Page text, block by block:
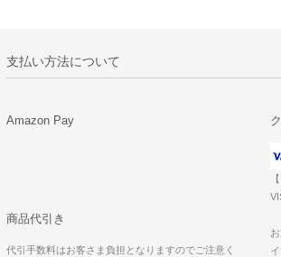
支払い方法について
Amazon Pay
商品代引き
代引手数料はお客さま負担となりますのでご注意く